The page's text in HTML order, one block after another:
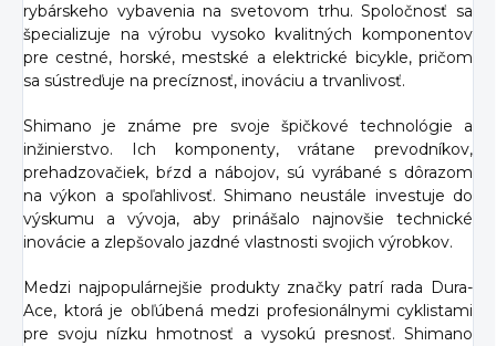
rybárskeho vybavenia na svetovom trhu. Spoločnosť sa
špecializuje na výrobu vysoko kvalitných komponentov
pre cestné, horské, mestské a elektrické bicykle, pričom
sa sústreďuje na precíznosť, inováciu a trvanlivosť.
Shimano je známe pre svoje špičkové technológie a
inžinierstvo. Ich komponenty, vrátane prevodníkov,
prehadzovačiek, bŕzd a nábojov, sú vyrábané s dôrazom
na výkon a spoľahlivosť. Shimano neustále investuje do
výskumu a vývoja, aby prinášalo najnovšie technické
inovácie a zlepšovalo jazdné vlastnosti svojich výrobkov.
Medzi najpopulárnejšie produkty značky patrí rada Dura-
Ace, ktorá je obľúbená medzi profesionálnymi cyklistami
pre svoju nízku hmotnosť a vysokú presnosť. Shimano